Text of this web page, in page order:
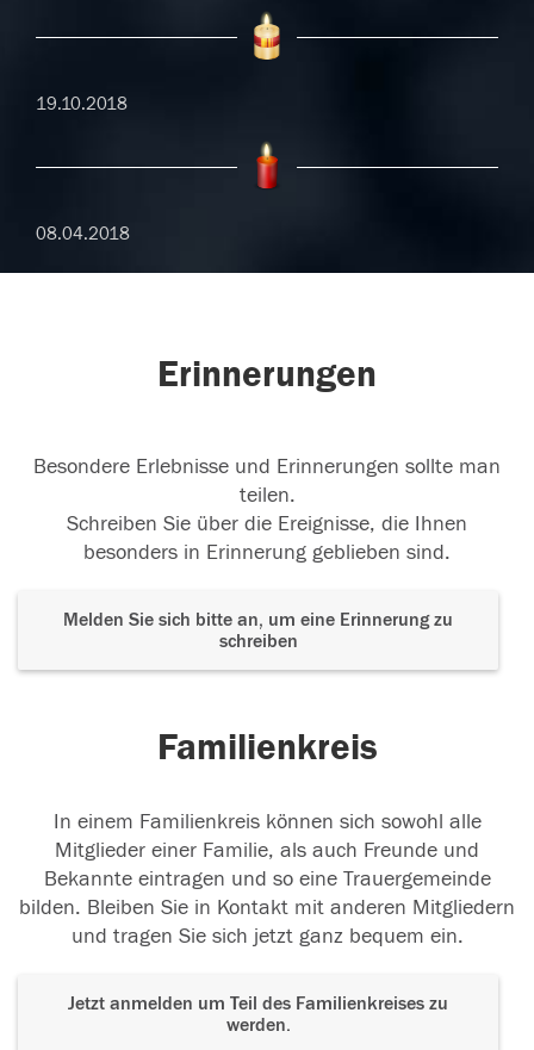
19.10.2018
08.04.2018
Erinnerungen
Besondere Erlebnisse und Erinnerungen sollte man
teilen.
Schreiben Sie über die Ereignisse, die Ihnen
besonders in Erinnerung geblieben sind.
Melden Sie sich bitte an, um eine Erinnerung zu
schreiben
Familienkreis
In einem Familienkreis können sich sowohl alle
Mitglieder einer Familie, als auch Freunde und
Bekannte eintragen und so eine Trauergemeinde
bilden. Bleiben Sie in Kontakt mit anderen Mitgliedern
und tragen Sie sich jetzt ganz bequem ein.
Jetzt anmelden um Teil des Familienkreises zu
werden.